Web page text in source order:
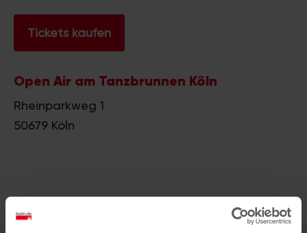
Tickets kaufen
Open Air am Tanzbrunnen Köln
Rheinparkweg 1
50679 Köln
Ähnliche